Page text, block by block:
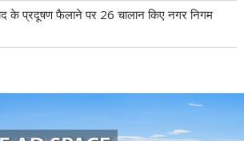
के प्रदूषण फैलाने पर 26 चालान किए नगर निगम